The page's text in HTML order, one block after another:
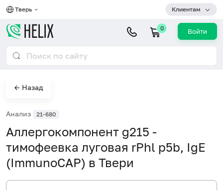
Тверь Клиентам
0 Войти
← Назад
Анализ 21-680
Аллергокомпонент g215 -
тимофеевка луговая rPhl p5b, IgE
(ImmunoCAP) в Твери